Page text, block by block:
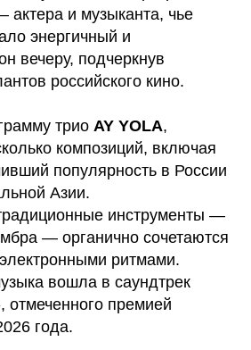
актера и музыканта, чье
энергичный и
вечеру, подчеркнув
российского кино.
трио AY YOLA,
композиций, включая
популярность в России
Азии.
инструменты —
— органично сочетаются
ритмами.
вошла в саундтрек
отмеченного премией
года.